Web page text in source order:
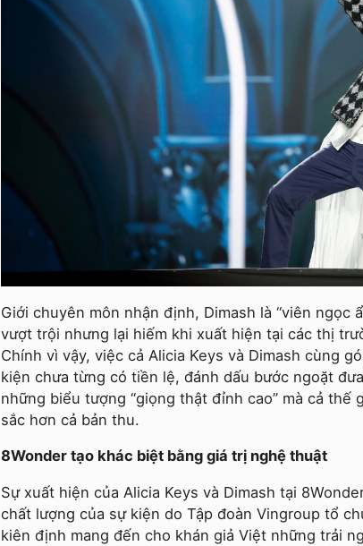
Giới chuyên môn nhận định, Dimash là “viên ngọc
vượt trội nhưng lại hiếm khi xuất hiện tại các thị
Chính vì vậy, việc cả Alicia Keys và Dimash cùng
kiện chưa từng có tiền lệ, đánh dấu bước ngoặt
những biểu tượng “giọng thật đỉnh cao” mà cả thế
sắc hơn cả bản thu.
8Wonder tạo khác biệt bằng giá trị nghệ thuật
Sự xuất hiện của Alicia Keys và Dimash tại
chất lượng của sự kiện do Tập đoàn Vingroup tổ
kiên định mang đến cho khán giả Việt những trải